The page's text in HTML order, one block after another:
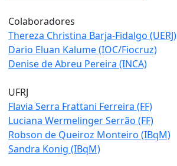
Colaboradores
Thereza Christina Barja-Fidalgo (UERJ)
Dario Eluan Kalume (IOC/Fiocruz)
Denise de Abreu Pereira (INCA)
​UFRJ
Flavia Serra Frattani Ferreira (FF)
Luciana Wermelinger Serrão (FF)
Robson de Queiroz Monteiro (IBqM)
Sandra Konig (IBqM)